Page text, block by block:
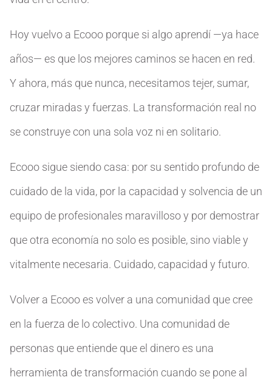
Hoy vuelvo a Ecooo porque si algo aprendí —ya hace
años— es que los mejores caminos se hacen en red.
Y ahora, más que nunca, necesitamos tejer, sumar,
cruzar miradas y fuerzas. La transformación real no
se construye con una sola voz ni en solitario.
Ecooo sigue siendo casa: por su sentido profundo de
cuidado de la vida, por la capacidad y solvencia de un
equipo de profesionales maravilloso y por demostrar
que otra economía no solo es posible, sino viable y
vitalmente necesaria. Cuidado, capacidad y futuro.
Volver a Ecooo es volver a una comunidad que cree
en la fuerza de lo colectivo. Una comunidad de
personas que entiende que el dinero es una
herramienta de transformación cuando se pone al